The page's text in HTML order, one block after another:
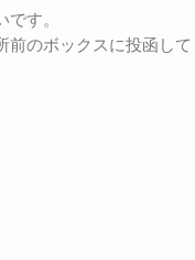
す。
のボックスに投函して